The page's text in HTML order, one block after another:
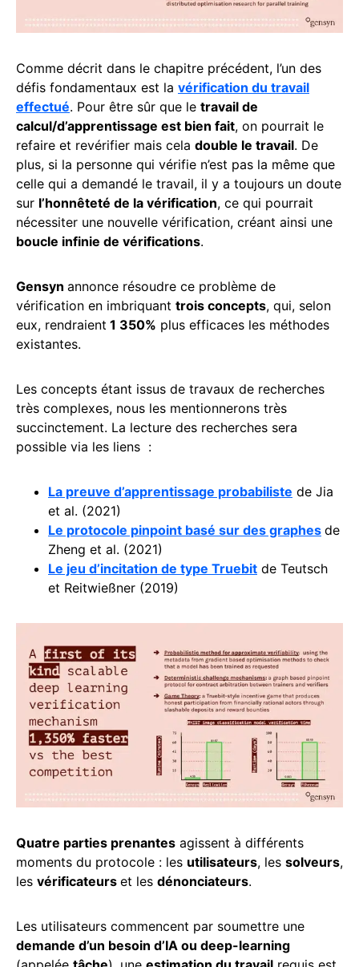
Comme décrit dans le chapitre précédent, l’un des
défis fondamentaux est la vérification du travail
effectué. Pour être sûr que le travail de
calcul/d’apprentissage est bien fait, on pourrait le
refaire et revérifier mais cela double le travail. De
plus, si la personne qui vérifie n’est pas la même que
celle qui a demandé le travail, il y a toujours un doute
sur l’honnêteté de la vérification, ce qui pourrait
nécessiter une nouvelle vérification, créant ainsi une
boucle infinie de vérifications.
Gensyn annonce résoudre ce problème de
vérification en imbriquant trois concepts, qui, selon
eux, rendraient 1 350% plus efficaces les méthodes
existantes.
Les concepts étant issus de travaux de recherches
très complexes, nous les mentionnerons très
succinctement. La lecture des recherches sera
possible via les liens :
La preuve d’apprentissage probabiliste de Jia
et al. (2021)
Le protocole pinpoint basé sur des graphes de
Zheng et al. (2021)
Le jeu d’incitation de type Truebit de Teutsch
et Reitwießner (2019)
Quatre parties prenantes agissent à différents
moments du protocole : les utilisateurs, les solveurs,
les vérificateurs et les dénonciateurs.
Les utilisateurs commencent par soumettre une
demande d’un besoin d’IA ou deep-learning